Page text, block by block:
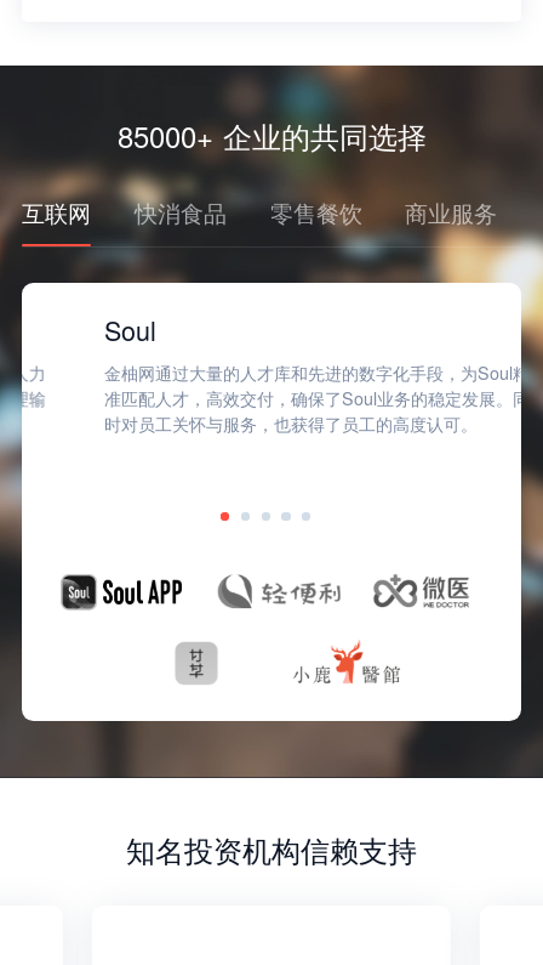
85000+ 企业的共同选择
互联网 快消食品 零售餐饮 商业服务
金柚网通过大量的人才库和先进的数字化手段，为Soul精
准匹配人才，高效交付，确保了Soul业务的稳定发展。同
时对员工关怀与服务，也获得了员工的高度认可。
知名投资机构信赖支持